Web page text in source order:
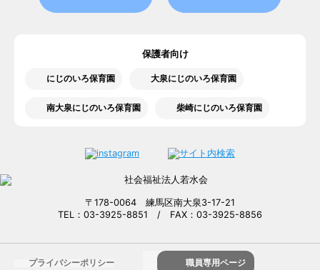
保護者向け
にじのいろ保育園 大泉にじのいろ保育園
南大泉にじのいろ保育園 柴崎にじのいろ保育園
〒178-0064 練馬区南大泉3-17-21
TEL：03-3925-8851 / FAX：03-3925-8856
プライバシーポリシー 職員専用ページ